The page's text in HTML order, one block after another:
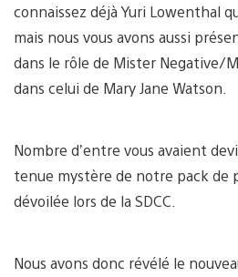
connaissez déjà Yuri Lowenthal
mais nous vous avons aussi
dans le rôle de Mister Negative/
dans celui de Mary Jane Watson.
Nombre d’entre vous avaient
tenue mystère de notre pack de
dévoilée lors de la SDCC.
Nous avons donc révélé le